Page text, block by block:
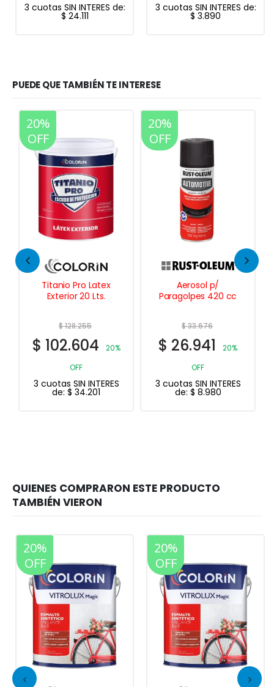
3 cuotas SIN INTERES de:
$ 24.111
3 cuotas SIN INTERES de:
$ 3.890
PUEDE QUE TAMBIÉN TE INTERESE
20%
OFF
Aerosol p/
Paragolpes 420 cc
$33.676
$ 26.941
20%
OFF
3 cuotas SIN INTERES
de:$ 8.980
20%
OFF
Antihumedad
Impermeabilizante 1
$35.093
$28.074
20%
OFF
3 cuotas SIN INTERES
de:$ 9.358
20%
OFF
20%
OFF